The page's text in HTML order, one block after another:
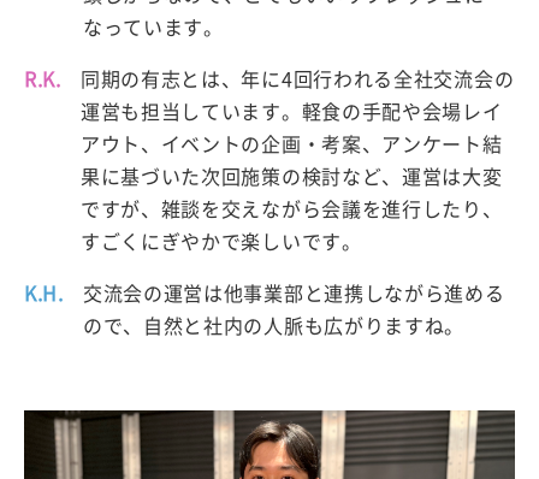
なっています。
R.K.
同期の有志とは、年に4回行われる全社交流会の
運営も担当しています。軽食の手配や会場レイ
アウト、イベントの企画・考案、アンケート結
果に基づいた次回施策の検討など、運営は大変
ですが、雑談を交えながら会議を進行したり、
すごくにぎやかで楽しいです。
K.H.
交流会の運営は他事業部と連携しながら進める
ので、自然と社内の人脈も広がりますね。